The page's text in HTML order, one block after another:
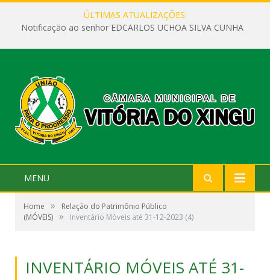
ÚLTIMAS ATUALIZAÇÕES:
Notificação ao senhor EDCARLOS UCHOA SILVA CUNHA
MENU
Home »
Relação do Patrimônio Público
(MÓVEIS) » Inventário Móveis até 31-12-2023 (4)
INVENTÁRIO MÓVEIS ATÉ 31-